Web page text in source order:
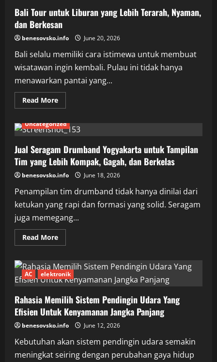
Menjadi
Standardisasi
Mutu
Pengiriman
Guna
Mencegah
Risiko
Kerugian
Akibat
Kerusakan
Bali Tour untuk Liburan yang Lebih Terarah, Nyaman,
dan Berkesan
benesovsko.info June 20, 2026
Bali selalu memiliki cara istimewa untuk membuat
wisatawan ingin kembali. Pulau ini tidak hanya
menawarkan pantai yang...
Read MoreRead
more
Tour
untuk
yang
Lebih
Terarah,
Nyaman,
dan
Berkesan
Uncategorized
Jual Seragam Drumband Yogyakarta untuk Tampilan
Tim yang Lebih Kompak, Gagah, dan Berkelas
benesovsko.info June 18, 2026
Penampilan tim drumband tidak hanya dinilai dari
ketukan yang rapi dan formasi yang solid. Seragam
juga memegang...
Read MoreRead
more
Seragam
Drumband
Yogyakarta
untuk
Tim
yang
Lebih
Kompak,
Gagah,
Berkelas
AC elektronik
Rahasia Memilih Sistem Pendingin Udara Yang
Efisien Untuk Kenyamanan Jangka Panjang
benesovsko.info June 12, 2026
Kebutuhan akan sistem pendingin udara semakin
meningkat seiring dengan perubahan gaya hidup